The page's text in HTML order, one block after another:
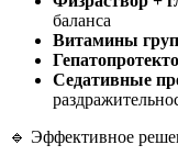
баланса
Витамины
Седативные
🔹 Эффективное